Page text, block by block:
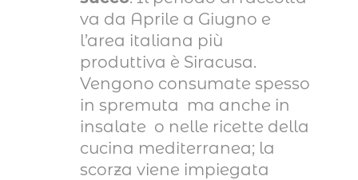
va da Aprile a Giugno e
l’area italiana più
produttiva è Siracusa.
Vengono consumate spesso
in spremuta ma anche in
insalate o nelle ricette della
cucina mediterranea; la
scorza viene impiegata